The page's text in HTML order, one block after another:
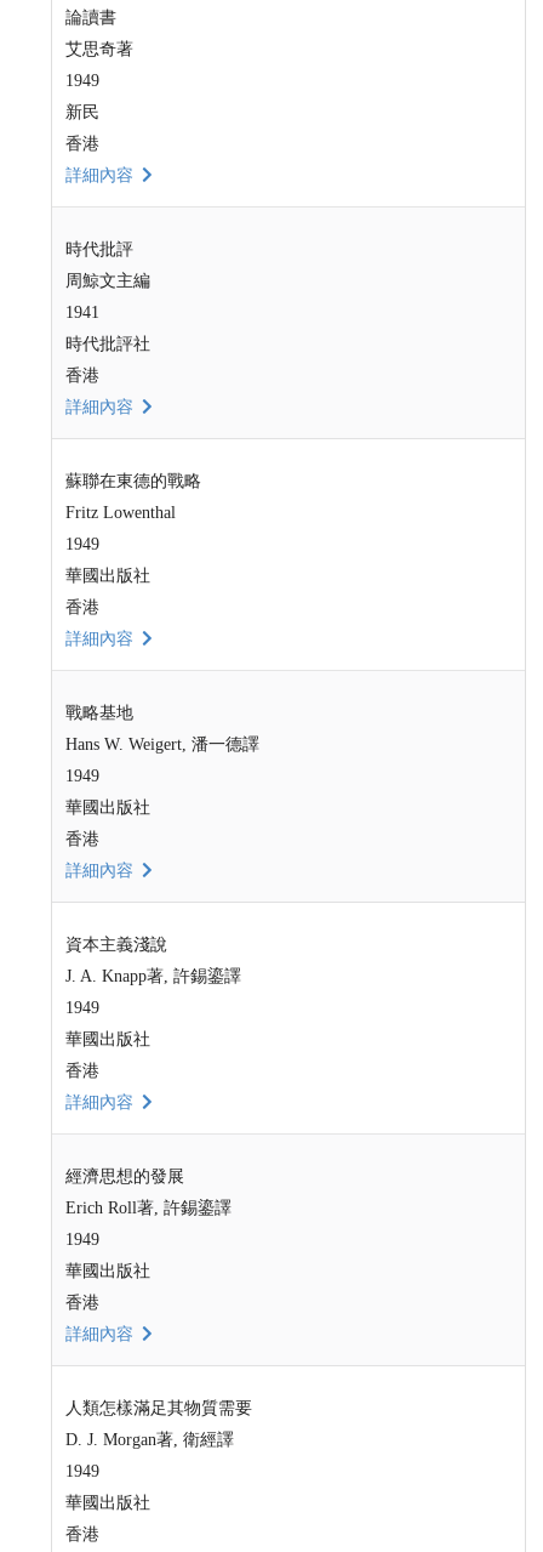
論讀書
艾思奇著
1949
新民
香港
詳細內容
時代批評
周鯨文主編
1941
時代批評社
香港
詳細內容
蘇聯在東德的戰略
Fritz Lowenthal
1949
華國出版社
香港
詳細內容
戰略基地
Hans W. Weigert, 潘一德譯
1949
華國出版社
香港
詳細內容
資本主義淺說
J. A. Knapp著, 許錫鎏譯
1949
華國出版社
香港
詳細內容
經濟思想的發展
Erich Roll著, 許錫鎏譯
1949
華國出版社
香港
詳細內容
人類怎樣滿足其物質需要
D. J. Morgan著, 衛經譯
1949
華國出版社
香港